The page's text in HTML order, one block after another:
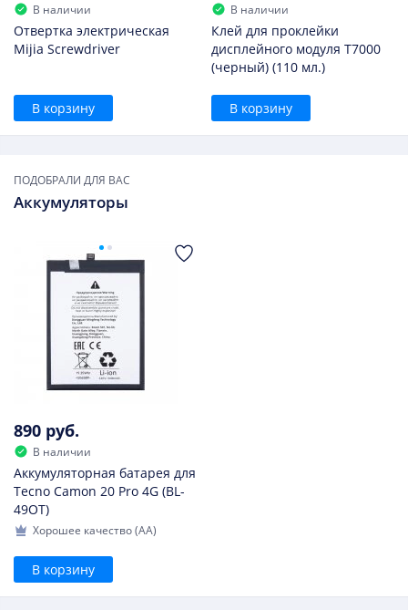
В наличии
Отвертка электрическая
Mijia Screwdriver
В корзину
В наличии
Клей для проклейки
дисплейного модуля T7000
(черный) (110 мл.)
В корзину
ПОДОБРАЛИ ДЛЯ ВАС
Аккумуляторы
890 руб.
В наличии
Аккумуляторная батарея для
Tecno Camon 20 Pro 4G (BL-
49OT)
Хорошее качество (AA)
В корзину